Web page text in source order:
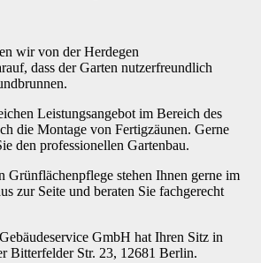
wir von der Herdegen
dass der Garten nutzerfreundlich
Leistungsangebot im Bereich des
die Montage von Fertigzäunen. Gerne
den professionellen Gartenbau.
Grünflächenpflege stehen Ihnen gerne im
zur Seite und beraten Sie fachgerecht
GmbH hat Ihren Sitz in
Bitterfelder Str. 23, 12681 Berlin.